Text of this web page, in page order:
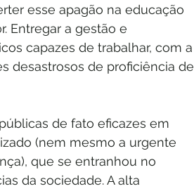
esse apagão na educação
Entregar a gestão e
capazes de trabalhar, com a
desastrosos de proficiência de
de fato eficazes em
(nem mesmo a urgente
que se entranhou no
da sociedade. A alta